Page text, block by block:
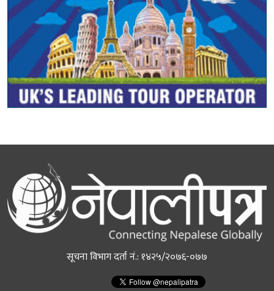
सूचना विभाग दर्ता नं.: १४२५/२०७६-०७७